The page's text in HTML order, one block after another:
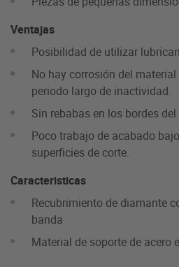
Ventajas
Posibilidad de utilizar
No hay corrosión del
periodo largo de inactividad.
Sin rebabas en los bordes
Poco trabajo de acabado
superficies de corte.
Caracteristicas
Recubrimiento de diamante
banda
Material de soporte de acero